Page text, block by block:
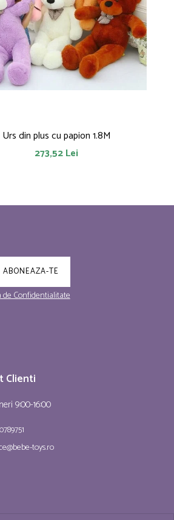
Urs din plus cu papion 1.8M
273,52 Lei
de Confidentialitate
Clienti
9:00-16:00
toys.ro